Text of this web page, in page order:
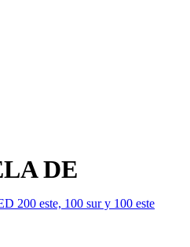
DE
200 este, 100 sur y 100 este